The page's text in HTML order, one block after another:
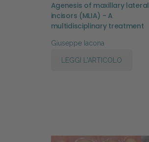
Agenesis of maxillary lateral
incisors (MLIA) - A
multidisciplinary treatment
Giuseppe Iacona
LEGGI L'ARTICOLO